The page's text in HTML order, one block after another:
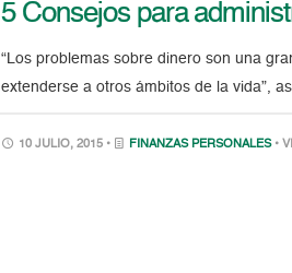
5 Consejos para
“Los problemas sobre dinero son una
extenderse a otros ámbitos de la vida”,
10 JULIO, 2015 • FINANZAS PERSONALES •